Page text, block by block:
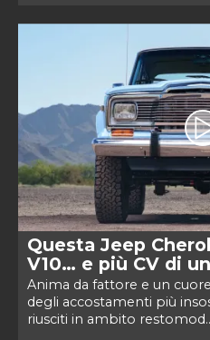
Questa Jeep
V10… e più CV di
Anima da fattore e un
degli accostamenti più
riusciti in ambito